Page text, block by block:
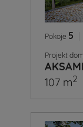
Pokoje 5
Projekt
107 m2